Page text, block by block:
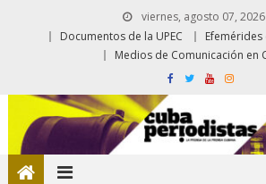
viernes, agosto 07, 2026
Documentos de la UPEC
Medios de Comunicación en